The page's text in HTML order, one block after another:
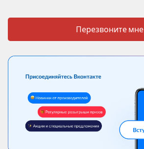
Перезвоните мне